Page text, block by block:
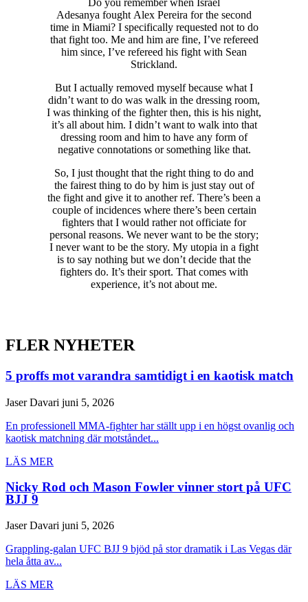
Do you remember when Israel
Adesanya fought Alex Pereira for the second
time in Miami? I specifically requested not to do
that fight too. Me and him are fine, I’ve refereed
him since, I’ve refereed his fight with Sean
Strickland.
But I actually removed myself because what I
didn’t want to do was walk in the dressing room,
I was thinking of the fighter then, this is his night,
it’s all about him. I didn’t want to walk into that
dressing room and him to have any form of
negative connotations or something like that.
So, I just thought that the right thing to do and
the fairest thing to do by him is just stay out of
the fight and give it to another ref. There’s been a
couple of incidences where there’s been certain
fighters that I would rather not officiate for
personal reasons. We never want to be the story;
I never want to be the story. My utopia in a fight
is to say nothing but we don’t decide that the
fighters do. It’s their sport. That comes with
experience, it’s not about me.
FLER NYHETER
5 proffs mot varandra samtidigt i en kaotisk match
Jaser Davari juni 5, 2026
En professionell MMA-fighter har ställt upp i en högst ovanlig och
kaotisk matchning där motståndet...
LÄS MER
Nicky Rod och Mason Fowler vinner stort på UFC
BJJ 9
Jaser Davari juni 5, 2026
Grappling-galan UFC BJJ 9 bjöd på stor dramatik i Las Vegas där
hela åtta av...
LÄS MER